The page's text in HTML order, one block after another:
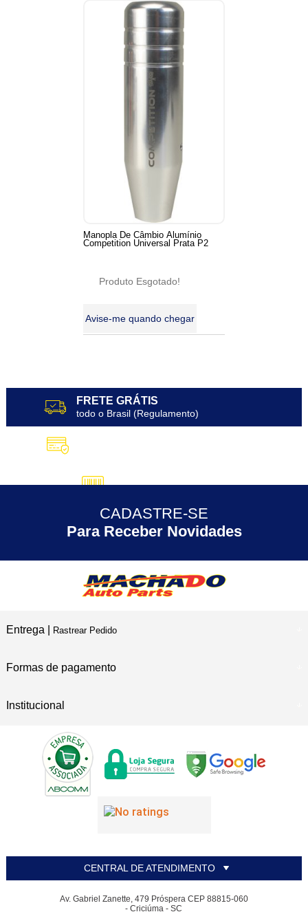
Manopla De Câmbio Alumínio
Competition Universal Prata P2
Produto Esgotado!
Avise-me quando chegar
FRETE GRÁTIS
todo o Brasil (Regulamento)
5% DESCONTO no Pix
30 ANOS
CADASTRE-SE
Para Receber Novidades
Entrega | Rastrear Pedido
Formas de pagamento
Institucional
CENTRAL DE ATENDIMENTO
Av. Gabriel Zanette, 479 Próspera CEP 88815-060
- Criciúma - SC